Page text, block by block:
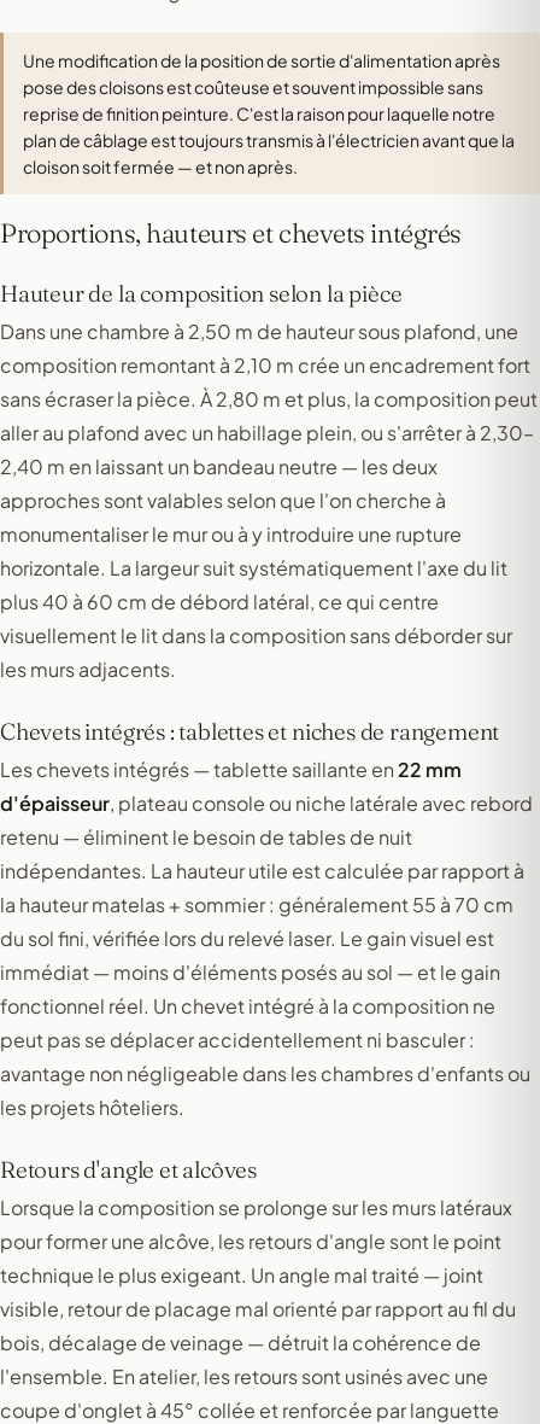
Une modification de la position de sortie d'alimentation après
pose des cloisons est coûteuse et souvent impossible sans
reprise de finition peinture. C'est la raison pour laquelle notre
plan de câblage est toujours transmis à l'électricien avant que la
cloison soit fermée — et non après.
Proportions, hauteurs et chevets intégrés
Hauteur de la composition selon la pièce
Dans une chambre à 2,50 m de hauteur sous plafond, une
composition remontant à 2,10 m crée un encadrement fort
sans écraser la pièce. À 2,80 m et plus, la composition peut
aller au plafond avec un habillage plein, ou s'arrêter à 2,30–
2,40 m en laissant un bandeau neutre — les deux
approches sont valables selon que l'on cherche à
monumentaliser le mur ou à y introduire une rupture
horizontale. La largeur suit systématiquement l'axe du lit
plus 40 à 60 cm de débord latéral, ce qui centre
visuellement le lit dans la composition sans déborder sur
les murs adjacents.
Chevets intégrés : tablettes et niches de rangement
Les chevets intégrés — tablette saillante en22 mm
d'épaisseur, plateau console ou niche latérale avec rebord
retenu — éliminent le besoin de tables de nuit
indépendantes. La hauteur utile est calculée par rapport à
la hauteur matelas + sommier : généralement 55 à 70 cm
du sol fini, vérifiée lors du relevé laser. Le gain visuel est
immédiat — moins d'éléments posés au sol — et le gain
fonctionnel réel. Un chevet intégré à la composition ne
peut pas se déplacer accidentellement ni basculer :
avantage non négligeable dans les chambres d'enfants ou
les projets hôteliers.
Retours d'angle et alcôves
Lorsque la composition se prolonge sur les murs latéraux
pour former une alcôve, les retours d'angle sont le point
technique le plus exigeant. Un angle mal traité — joint
visible, retour de placage mal orienté par rapport au fil du
bois, décalage de veinage — détruit la cohérence de
l'ensemble. En atelier, les retours sont usinés avec une
coupe d'onglet à 45° collée et renforcée par languette